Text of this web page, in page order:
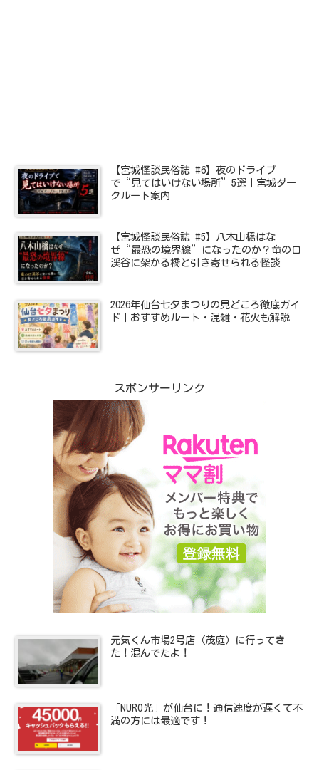
【宮城怪談民俗誌 #6】夜のドライブ
で“見てはいけない場所”5選｜宮城ダー
クルート案内
【宮城怪談民俗誌 #5】八木山橋はな
ぜ“最恐の境界線”になったのか？竜の口
渓谷に架かる橋と引き寄せられる怪談
2026年仙台七夕まつりの見どころ徹底ガイ
ド｜おすすめルート・混雑・花火も解説
スポンサーリンク
元気くん市場2号店（茂庭）に行ってき
た！混んでたよ！
「NURO光」が仙台に！通信速度が遅くて不
満の方には最適です！